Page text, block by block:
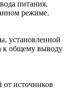
питания,
режиме.
установленной
к общему выводу
от источников